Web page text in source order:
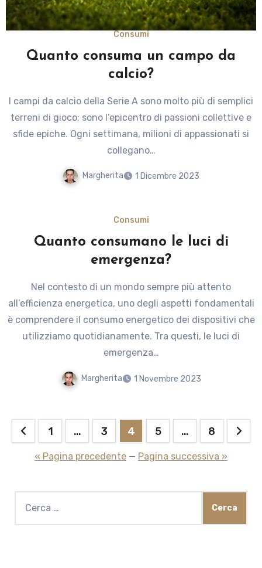
Consumi
Quanto consuma un campo da
calcio?
I campi da calcio della Serie A sono molto più di semplici
terreni di gioco; sono l’epicentro di passioni collettive e
sfide epiche. Ogni settimana, milioni di appassionati si
collegano…
Margherita 1 Dicembre 2023
Consumi
Quanto consumano le luci di
emergenza?
Nel contesto di un mondo sempre più attento
all’efficienza energetica, uno degli aspetti fondamentali
è comprendere il consumo energetico dei dispositivi che
utilizziamo quotidianamente. Tra questi, le luci di
emergenza…
Margherita 1 Novembre 2023
Paginazione
degli
1 … 3 4 5 … 8
« Pagina precedente — Pagina successiva »
per: